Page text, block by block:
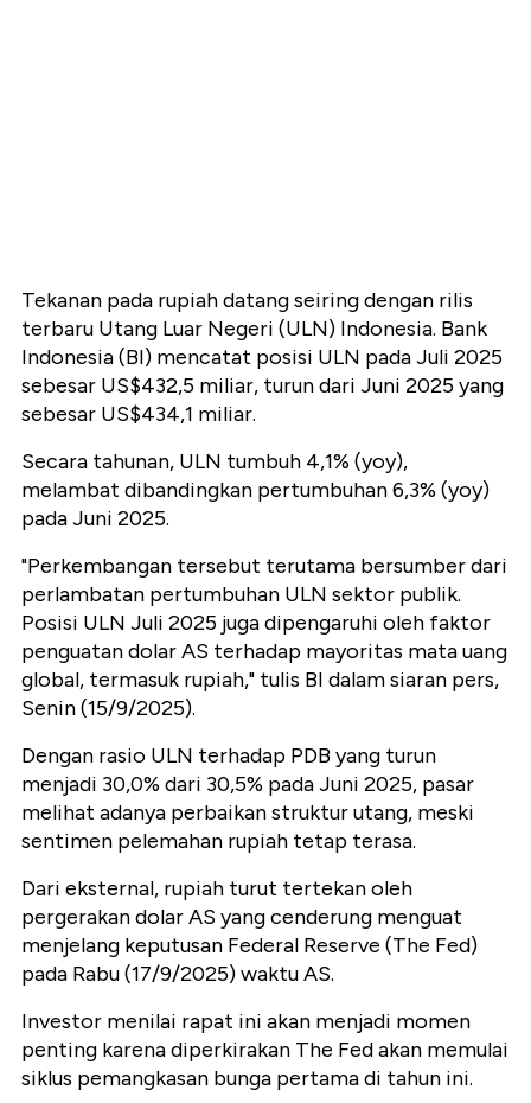
Tekanan pada rupiah datang seiring dengan rilis
terbaru Utang Luar Negeri (ULN) Indonesia. Bank
Indonesia (BI) mencatat posisi ULN pada Juli 2025
sebesar US$432,5 miliar, turun dari Juni 2025 yang
sebesar US$434,1 miliar.
Secara tahunan, ULN tumbuh 4,1% (yoy),
melambat dibandingkan pertumbuhan 6,3% (yoy)
pada Juni 2025.
"Perkembangan tersebut terutama bersumber dari
perlambatan pertumbuhan ULN sektor publik.
Posisi ULN Juli 2025 juga dipengaruhi oleh faktor
penguatan dolar AS terhadap mayoritas mata uang
global, termasuk rupiah," tulis BI dalam siaran pers,
Senin (15/9/2025).
Dengan rasio ULN terhadap PDB yang turun
menjadi 30,0% dari 30,5% pada Juni 2025, pasar
melihat adanya perbaikan struktur utang, meski
sentimen pelemahan rupiah tetap terasa.
Dari eksternal, rupiah turut tertekan oleh
pergerakan dolar AS yang cenderung menguat
menjelang keputusan Federal Reserve (The Fed)
pada Rabu (17/9/2025) waktu AS.
Investor menilai rapat ini akan menjadi momen
penting karena diperkirakan The Fed akan memulai
siklus pemangkasan bunga pertama di tahun ini.